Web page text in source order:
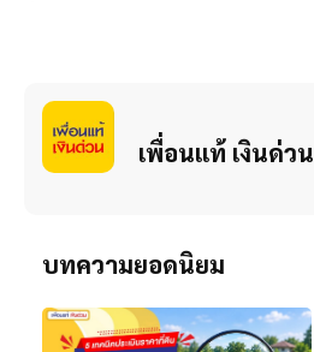
เพื่อนแท้ เงินด่วน
บทความยอดนิยม